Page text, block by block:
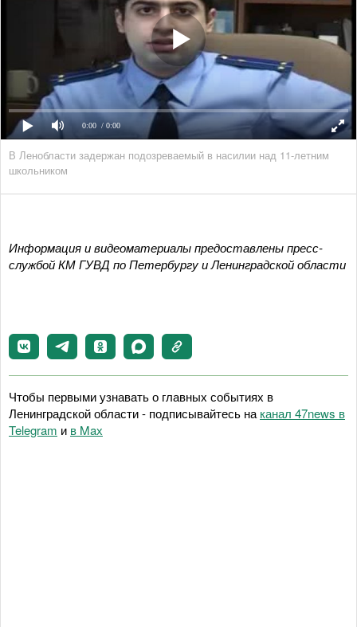
0:00 / 0:00
В Ленобласти задержан подозреваемый в насилии над 11-летним
школьником
Информация и видеоматериалы предоставлены пресс-
службой КМ ГУВД по Петербургу и Ленинградской области
Чтобы первыми узнавать о главных событиях в
Ленинградской области - подписывайтесь на канал 47news в
Telegram и в Maх